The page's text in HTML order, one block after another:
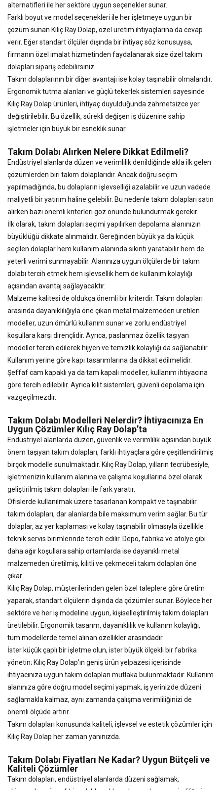
alternatifleri ile her sektöre uygun seçenekler sunar.
Farklı boyut ve model seçenekleri ile her işletmeye uygun bir
çözüm sunan Kılıç Ray Dolap, özel üretim ihtiyaçlarına da cevap
verir. Eğer standart ölçüler dışında bir ihtiyaç söz konusuysa,
firmanın özel imalat hizmetinden faydalanarak size özel takım
dolapları sipariş edebilirsiniz.
Takım dolaplarının bir diğer avantajı ise kolay taşınabilir olmalarıdır.
Ergonomik tutma alanları ve güçlü tekerlek sistemleri sayesinde
Kılıç Ray Dolap ürünleri, ihtiyaç duyulduğunda zahmetsizce yer
değiştirilebilir. Bu özellik, sürekli değişen iş düzenine sahip
işletmeler için büyük bir esneklik sunar.
Takım Dolabı Alırken Nelere Dikkat Edilmeli?
Endüstriyel alanlarda düzen ve verimlilik denildiğinde akla ilk gelen
çözümlerden biri takım dolaplarıdır. Ancak doğru seçim
yapılmadığında, bu dolapların işlevselliği azalabilir ve uzun vadede
maliyetli bir yatırım haline gelebilir. Bu nedenle takım dolapları satın
alırken bazı önemli kriterleri göz önünde bulundurmak gerekir.
İlk olarak, takım dolapları seçimi yapılırken depolama alanınızın
büyüklüğü dikkate alınmalıdır. Gereğinden büyük ya da küçük
seçilen dolaplar hem kullanım alanında sıkıntı yaratabilir hem de
yeterli verimi sunmayabilir. Alanınıza uygun ölçülerde bir takım
dolabı tercih etmek hem işlevsellik hem de kullanım kolaylığı
açısından avantaj sağlayacaktır.
Malzeme kalitesi de oldukça önemli bir kriterdir. Takım dolapları
arasında dayanıklılığıyla öne çıkan metal malzemeden üretilen
modeller, uzun ömürlü kullanım sunar ve zorlu endüstriyel
koşullara karşı dirençlidir. Ayrıca, paslanmaz özellik taşıyan
modeller tercih edilerek hijyen ve temizlik kolaylığı da sağlanabilir.
Kullanım yerine göre kapı tasarımlarına da dikkat edilmelidir.
Şeffaf cam kapaklı ya da tam kapalı modeller, kullanım ihtiyacına
göre tercih edilebilir. Ayrıca kilit sistemleri, güvenli depolama için
vazgeçilmezdir.
Takım Dolabı Modelleri Nelerdir? İhtiyacınıza En
Uygun Çözümler Kılıç Ray Dolap’ta
Endüstriyel alanlarda düzen, güvenlik ve verimlilik açısından büyük
önem taşıyan takım dolapları, farklı ihtiyaçlara göre çeşitlendirilmiş
birçok modelle sunulmaktadır. Kılıç Ray Dolap, yılların tecrübesiyle,
işletmenizin kullanım alanına ve çalışma koşullarına özel olarak
geliştirilmiş takım dolapları ile fark yaratır.
Ofislerde kullanılmak üzere tasarlanan kompakt ve taşınabilir
takım dolapları, dar alanlarda bile maksimum verim sağlar. Bu tür
dolaplar, az yer kaplaması ve kolay taşınabilir olmasıyla özellikle
teknik servis birimlerinde tercih edilir. Depo, fabrika ve atölye gibi
daha ağır koşullara sahip ortamlarda ise dayanıklı metal
malzemeden üretilmiş, kilitli ve çekmeceli takım dolapları öne
çıkar.
Kılıç Ray Dolap, müşterilerinden gelen özel taleplere göre üretim
yaparak, standart ölçülerin dışında da çözümler sunar. Böylece her
sektöre ve her iş modeline uygun, kişiselleştirilmiş takım dolapları
üretilebilir. Ergonomik tasarım, dayanıklılık ve kullanım kolaylığı,
tüm modellerde temel alınan özellikler arasındadır.
İster küçük çaplı bir işletme olun, ister büyük ölçekli bir fabrika
yönetin; Kılıç Ray Dolap’ın geniş ürün yelpazesi içerisinde
ihtiyacınıza uygun takım dolapları mutlaka bulunmaktadır. Kullanım
alanınıza göre doğru model seçimi yapmak, iş yerinizde düzeni
sağlamakla kalmaz, aynı zamanda çalışma verimliliğinizi de
önemli ölçüde artırır.
Takım dolapları konusunda kaliteli, işlevsel ve estetik çözümler için
Kılıç Ray Dolap her zaman yanınızda.
Takım Dolabı Fiyatları Ne Kadar? Uygun Bütçeli ve
Kaliteli Çözümler
Takım dolapları, endüstriyel alanlarda düzeni sağlamak,